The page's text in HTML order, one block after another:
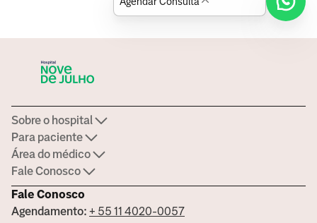
Fale Conosco
Agendamento: + 55 11 4020-0057
Sobre o hospital
Para paciente
Área do médico
Fale Conosco